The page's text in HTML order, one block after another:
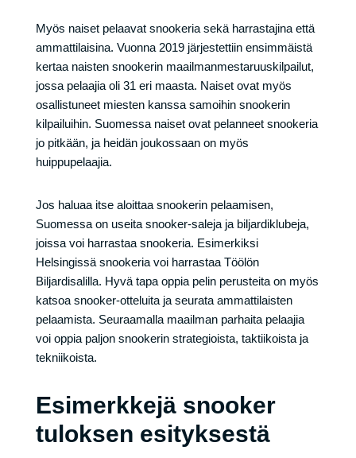
Myös naiset pelaavat snookeria sekä harrastajina että
ammattilaisina. Vuonna 2019 järjestettiin ensimmäistä
kertaa naisten snookerin maailmanmestaruuskilpailut,
jossa pelaajia oli 31 eri maasta. Naiset ovat myös
osallistuneet miesten kanssa samoihin snookerin
kilpailuihin. Suomessa naiset ovat pelanneet snookeria
jo pitkään, ja heidän joukossaan on myös
huippupelaajia.
Jos haluaa itse aloittaa snookerin pelaamisen,
Suomessa on useita snooker-saleja ja biljardiklubeja,
joissa voi harrastaa snookeria. Esimerkiksi
Helsingissä snookeria voi harrastaa Töölön
Biljardisalilla. Hyvä tapa oppia pelin perusteita on myös
katsoa snooker-otteluita ja seurata ammattilaisten
pelaamista. Seuraamalla maailman parhaita pelaajia
voi oppia paljon snookerin strategioista, taktiikoista ja
tekniikoista.
Esimerkkejä snooker
tuloksen esityksestä